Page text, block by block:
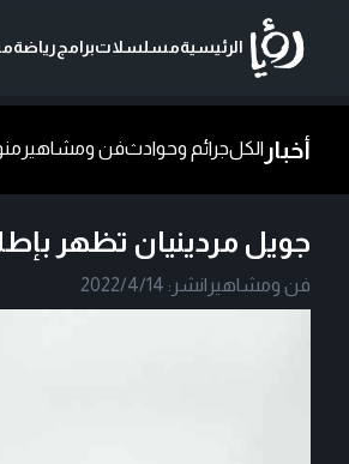
الرئيسيةمسلسلاتبرامجرياضة
أخبار الكلجرائم وحوادثفن ومشاهير
جويل مردينيان تظهر
فن ومشاهير |نشر: 2022/4/14